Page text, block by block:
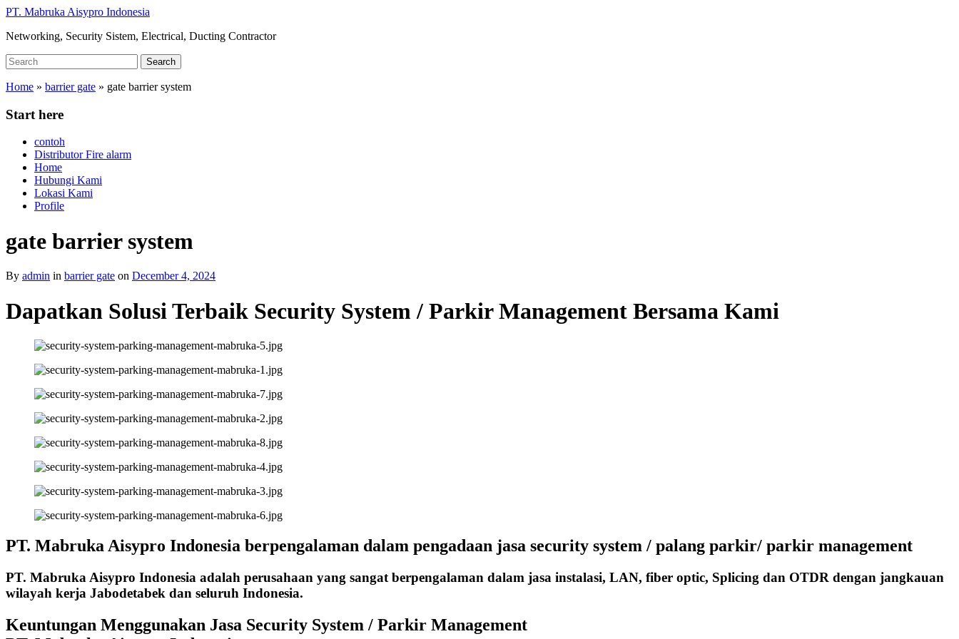
Skip
main
PT. Mabruka Aisypro Indonesia
Networking, Security Sistem, Electrical, Ducting Contractor
Search
for:
Search
Home » barrier gate » gate barrier system
Start here
contoh
Distributor Fire alarm
Home
Hubungi Kami
Lokasi Kami
Profile
gate barrier system
By admin in barrier gate on December 4, 2024
Dapatkan Solusi Terbaik Security System / Parkir Management Bersama Kami
PT. Mabruka Aisypro Indonesia berpengalaman dalam pengadaan jasa security system / palang parkir/ parkir management
PT. Mabruka Aisypro Indonesia adalah perusahaan yang sangat berpengalaman dalam jasa instalasi, LAN, fiber optic, Splicing dan OTDR dengan jangkauan
wilayah kerja Jabodetabek dan seluruh Indonesia.
Keuntungan Menggunakan Jasa Security System / Parkir Management